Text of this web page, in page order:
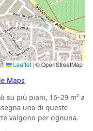
Leaflet | © OpenStreetMap
Maps
su più piani, 16–29 m² a
una di queste
valgono per ognuna.